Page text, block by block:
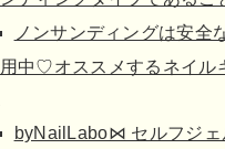
ノンサンディングは安全
中♡オススメするネイル
byNailLabo⋈ セルフジェ